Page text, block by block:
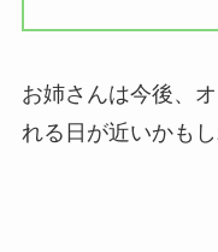
お姉さんは今後、
れる日が近いかもし